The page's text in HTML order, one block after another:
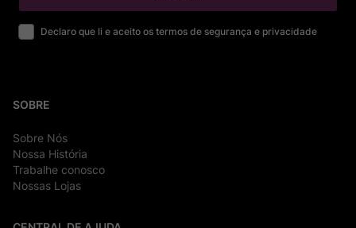
Declaro que li e aceito os termos de segurança e privacidade
SOBRE
Sobre Nós
Nossa História
Trabalhe conosco
Nossas Lojas